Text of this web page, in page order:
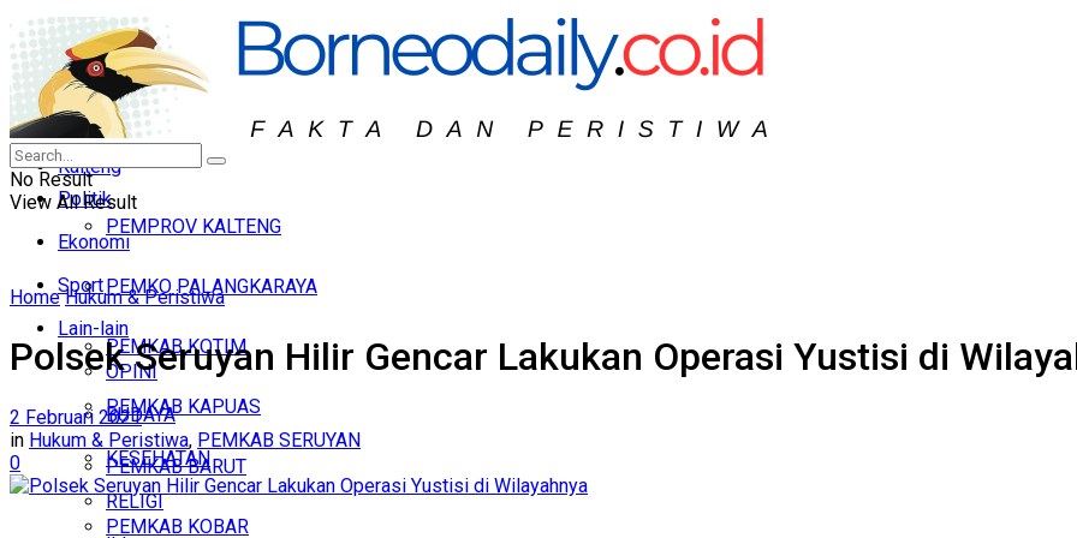
KALBAR
KALTIM
KALTARA
Nasional
Politik
Ekonomi
Sport
Lain-lain
OPINI
BUDAYA
KESEHATAN
RELIGI
Headline
Hukum & Peristiwa
Kalteng
PEMPROV KALTENG
PEMKO PALANGKARAYA
PEMKAB KOTIM
PEMKAB KAPUAS
PEMKAB BARUT
PEMKAB KOBAR
No Result
View All Result
Home Hukum & Peristiwa
Polsek Seruyan Hilir Gencar Lakukan Operasi Yustisi di
2 Februari 2021
in Hukum & Peristiwa, PEMKAB SERUYAN
0